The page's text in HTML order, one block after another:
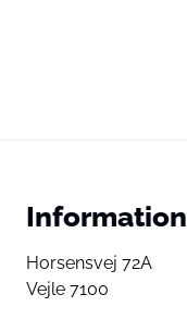
Information
Horsensvej 72A
Vejle 7100